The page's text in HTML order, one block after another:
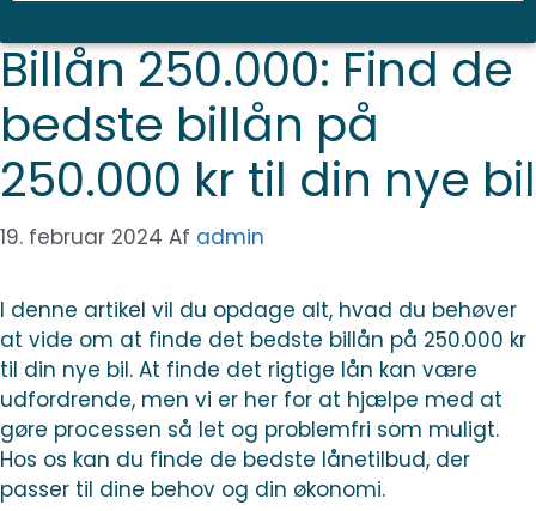
Billån 250.000: Find de
bedste billån på
250.000 kr til din nye bil
19. februar 2024 Af admin
I denne artikel vil du opdage alt, hvad du behøver
at vide om at finde det bedste billån på 250.000 kr
til din nye bil. At finde det rigtige lån kan være
udfordrende, men vi er her for at hjælpe med at
gøre processen så let og problemfri som muligt.
Hos os kan du finde de bedste lånetilbud, der
passer til dine behov og din økonomi.